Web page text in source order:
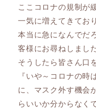
ここコロナの規制が
一気に増えてきてお
本当に急になんでだ
客様にお尋ねしました
そうしたら皆さん口
『いや～コロナの
に、マスク外す機会
らいいか分からなく